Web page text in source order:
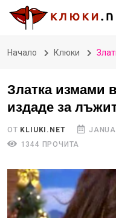
Начало Клюки
Златка измами
издаде за
ОТ KLIUKI.NET
1344 ПРОЧИТА